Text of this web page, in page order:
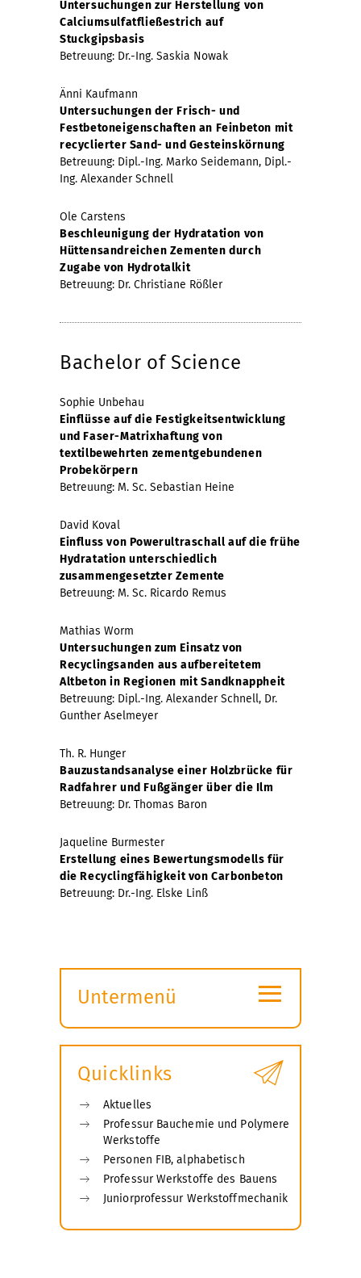
Untersuchungen zur Herstellung von
Calciumsulfatfließestrich auf
Stuckgipsbasis
Betreuung: Dr.-Ing. Saskia Nowak
Änni Kaufmann
Untersuchungen der Frisch- und
Festbetoneigenschaften an Feinbeton mit
recyclierter Sand- und Gesteinskörnung
Betreuung: Dipl.-Ing. Marko Seidemann, Dipl.-
Ing. Alexander Schnell
Ole Carstens
Beschleunigung der Hydratation von
Hüttensandreichen Zementen durch
Zugabe von Hydrotalkit
Betreuung: Dr. Christiane Rößler
Bachelor of Science
Sophie Unbehau
Einflüsse auf die Festigkeitsentwicklung
und Faser-Matrixhaftung von
textilbewehrten zementgebundenen
Probekörpern
Betreuung: M. Sc. Sebastian Heine
David Koval
Einfluss von Powerultraschall auf die frühe
Hydratation unterschiedlich
zusammengesetzter Zemente
Betreuung: M. Sc. Ricardo Remus
Mathias Worm
Untersuchungen zum Einsatz von
Recyclingsanden aus aufbereitetem
Altbeton in Regionen mit Sandknappheit
Betreuung: Dipl.-Ing. Alexander Schnell, Dr.
Gunther Aselmeyer
Th. R. Hunger
Bauzustandsanalyse einer Holzbrücke für
Radfahrer und Fußgänger über die Ilm
Betreuung: Dr. Thomas Baron
Jaqueline Burmester
Erstellung eines Bewertungsmodells für
die Recyclingfähigkeit von Carbonbeton
Betreuung: Dr.-Ing. Elske Linß
Untermenü
öffnen
≡
Quicklinks
Aktuelles
Professur Bauchemie und Polymere
Werkstoffe
Personen FIB, alphabetisch
Professur Werkstoffe des Bauens
Juniorprofessur Werkstoffmechanik